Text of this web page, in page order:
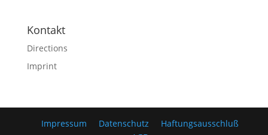
Kontakt
Directions
Imprint
Impressum Datenschutz
Haftungsausschluß